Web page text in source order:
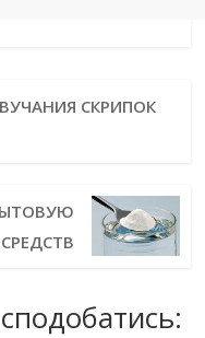
СКРИПОК